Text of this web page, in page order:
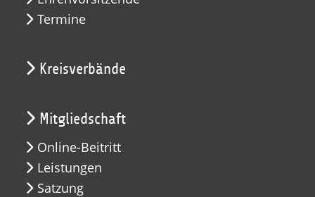
Termine
Kreisverbände
Mitgliedschaft
Online-Beitritt
Leistungen
Satzung